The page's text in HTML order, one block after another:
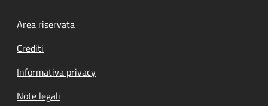
Footer menu
Area riservata
Crediti
Informativa privacy
Note legali